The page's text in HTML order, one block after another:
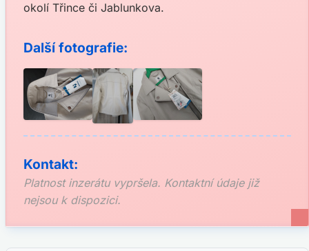
okolí Třince či Jablunkova.
Další fotografie:
Kontakt:
Platnost inzerátu vypršela. Kontaktní údaje již
nejsou k dispozici.